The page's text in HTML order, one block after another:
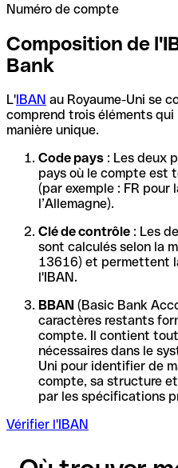
Numéro de compte
Composition de
Bank
L'IBAN au Royaume-Uni se
comprend trois éléments
manière unique.
Code pays : Les deux
pays où le compte est
(par exemple : FR pour
l’Allemagne).
Clé de contrôle : Les
sont calculés selon la
13616) et permettent
l'IBAN.
BBAN (Basic Bank
caractères restants
compte. Il contient
nécessaires dans le
Uni pour identifier de
compte, sa structure
par les spécifications
Vérifier l'IBAN